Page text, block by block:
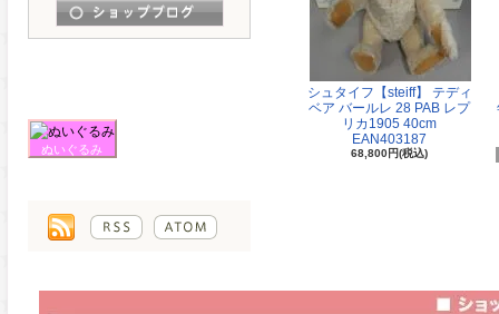
ぬいぐるみ
シュタイフ【steiff】 テディ
ベア バールレ 28 PAB レプ
リカ1905 40cm
EAN403187
68,800円(税込)